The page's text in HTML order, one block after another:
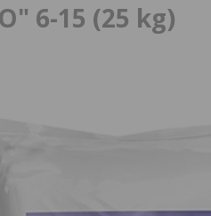
6-15 (25 kg)